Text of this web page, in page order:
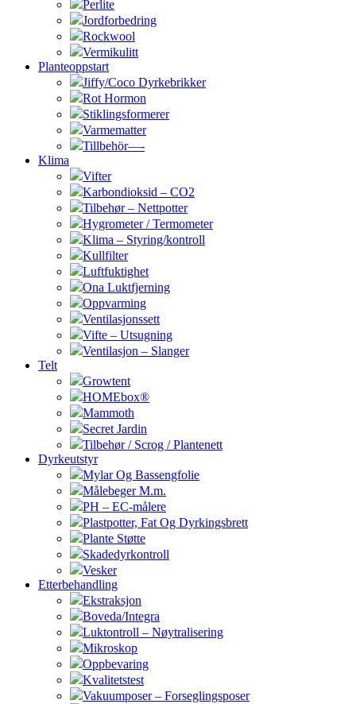
Perlite
Jordforbedring
Rockwool
Vermikulitt
Planteoppstart
Jiffy/Coco Dyrkebrikker
Rot Hormon
Stiklingsformerer
Varmematter
Tillbehör—-
Klima
Vifter
Karbondioksid – CO2
Tilbehør – Nettpotter
Hygrometer / Termometer
Klima – Styring/kontroll
Kullfilter
Luftfuktighet
Ona Luktfjerning
Oppvarming
Ventilasjonssett
Vifte – Utsugning
Ventilasjon – Slanger
Telt
Growtent
HOMEbox®
Mammoth
Secret Jardin
Tilbehør / Scrog / Plantenett
Dyrkeutstyr
Mylar Og Bassengfolie
Målebeger M.m.
PH – EC-målere
Plastpotter, Fat Og Dyrkingsbrett
Plante Støtte
Skadedyrkontroll
Vesker
Etterbehandling
Ekstraksjon
Boveda/Integra
Luktontroll – Nøytralisering
Mikroskop
Oppbevaring
Kvalitetstest
Vakuumposer – Forseglingsposer